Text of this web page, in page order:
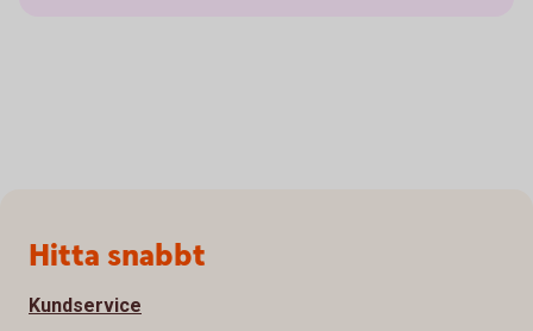
Sidfot
Hitta snabbt
Kundservice